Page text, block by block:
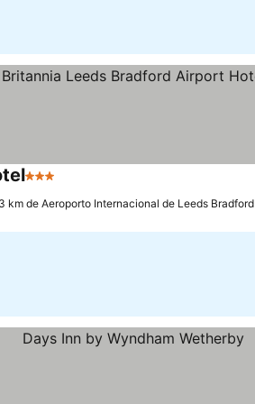
3 Estrelas
km de Aeroporto Internacional de Leeds Bradford